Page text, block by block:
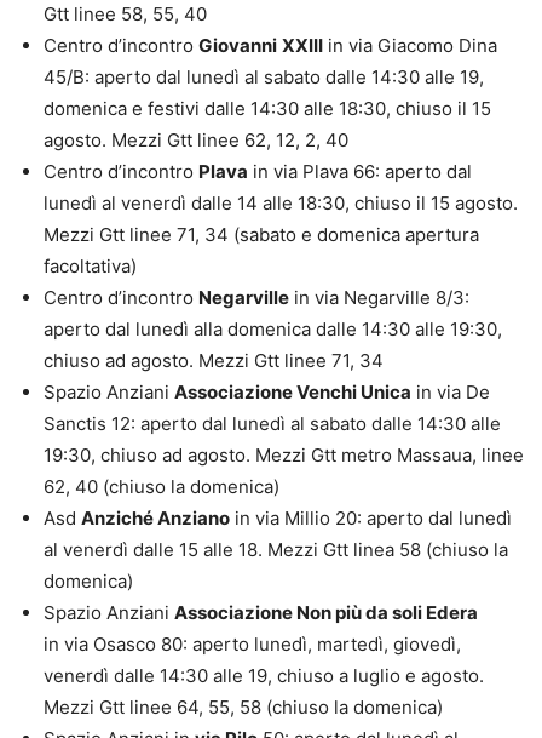
Gtt linee 58, 55, 40
Centro d’incontro Giovanni XXIII in via Giacomo Dina
45/B: aperto dal lunedì al sabato dalle 14:30 alle 19,
domenica e festivi dalle 14:30 alle 18:30, chiuso il 15
agosto. Mezzi Gtt linee 62, 12, 2, 40
Centro d’incontro Plava in via Plava 66: aperto dal
lunedì al venerdì dalle 14 alle 18:30, chiuso il 15 agosto.
Mezzi Gtt linee 71, 34 (sabato e domenica apertura
facoltativa)
Centro d’incontro Negarville in via Negarville 8/3:
aperto dal lunedì alla domenica dalle 14:30 alle 19:30,
chiuso ad agosto. Mezzi Gtt linee 71, 34
Spazio Anziani Associazione Venchi Unica in via De
Sanctis 12: aperto dal lunedì al sabato dalle 14:30 alle
19:30, chiuso ad agosto. Mezzi Gtt metro Massaua, linee
62, 40 (chiuso la domenica)
Asd Anziché Anziano in via Millio 20: aperto dal lunedì
al venerdì dalle 15 alle 18. Mezzi Gtt linea 58 (chiuso la
domenica)
Spazio Anziani Associazione Non più da soli Edera
in via Osasco 80: aperto lunedì, martedì, giovedì,
venerdì dalle 14:30 alle 19, chiuso a luglio e agosto.
Mezzi Gtt linee 64, 55, 58 (chiuso la domenica)